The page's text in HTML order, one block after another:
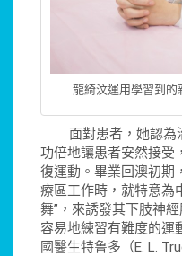
龍綺汶運用學習到的
面對患者，她認為
功倍地讓患者安然接受
復運動。畢業回澳初期
療區工作時，就特意為
舞”，來誘發其下肢神
容易地練習有難度的運
國醫生特鲁多（E. L.